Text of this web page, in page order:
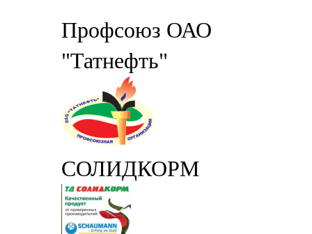
Профсоюз ОАО
"Татнефть"
СОЛИДКОРМ